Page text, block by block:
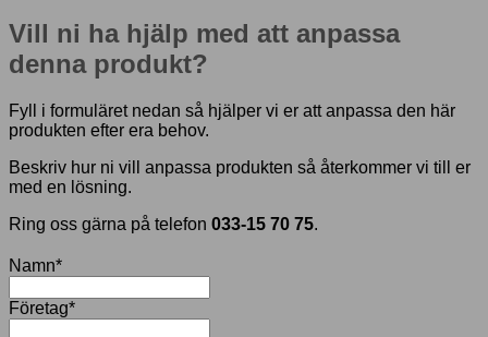
Vill ni ha hjälp med att anpassa
denna produkt?
Fyll i formuläret nedan så hjälper vi er att anpassa den här
produkten efter era behov.
Beskriv hur ni vill anpassa produkten så återkommer vi till er
med en lösning.
Ring oss gärna på telefon 033-15 70 75.
Namn*
Företag*